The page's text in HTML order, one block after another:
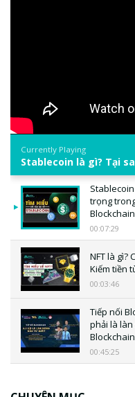
Currently Playing
trọng
Blockchain
00:07:29
NFT là gì?
Kiếm tiền
00:03:46
Tiếp nối
phải là
Blockchain
00:45:25